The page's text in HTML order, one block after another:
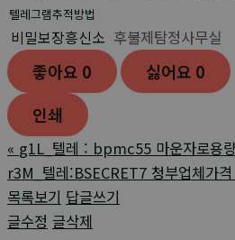
텔레그램추적방법
비밀보장흥신소 후불제탐정사무실
좋아요 0 싫어요 0
인쇄
« g1L_텔레 : bpmc55 마운자로용
r3M_텔레:BSECRET7 청부업체가
목록보기 답글쓰기
글수정 글삭제